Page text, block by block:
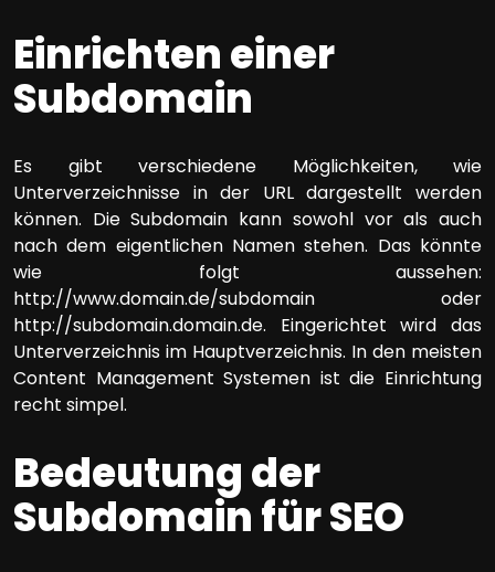
Einrichten einer
Subdomain
Es gibt verschiedene Möglichkeiten, wie
Unterverzeichnisse in der URL dargestellt werden
können. Die Subdomain kann sowohl vor als auch
nach dem eigentlichen Namen stehen. Das könnte
wie folgt aussehen:
http://www.domain.de/subdomain oder
http://subdomain.domain.de. Eingerichtet wird das
Unterverzeichnis im Hauptverzeichnis. In den meisten
Content Management Systemen ist die Einrichtung
recht simpel.
Bedeutung der
Subdomain für SEO